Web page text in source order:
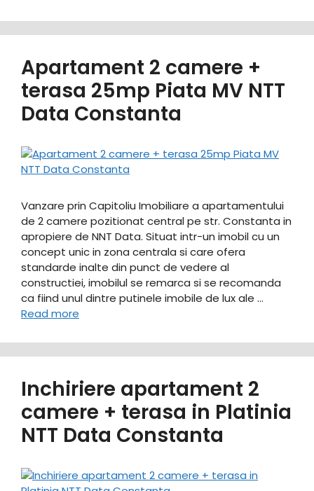
Apartament 2 camere +
terasa 25mp Piata MV NTT
Data Constanta
Vanzare prin Capitoliu Imobiliare a apartamentului
de 2 camere pozitionat central pe str. Constanta in
apropiere de NNT Data. Situat intr-un imobil cu un
concept unic in zona centrala si care ofera
standarde inalte din punct de vedere al
constructiei, imobilul se remarca si se recomanda
ca fiind unul dintre putinele imobile de lux ale …
Read more
Inchiriere apartament 2
camere + terasa in Platinia
NTT Data Constanta